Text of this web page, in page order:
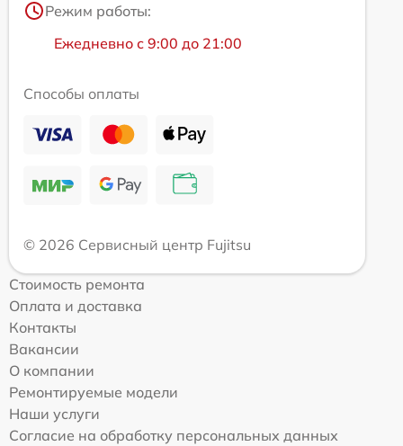
Режим работы:
Ежедневно с 9:00 до 21:00
Способы оплаты
© 2026 Сервисный центр Fujitsu
Стоимость ремонта
Оплата и доставка
Контакты
Вакансии
О компании
Ремонтируемые модели
Наши услуги
Согласие на обработку персональных данных